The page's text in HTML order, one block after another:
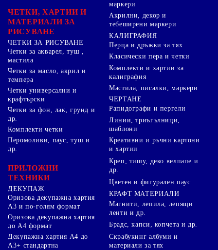
ЧЕТКИ, ХАРТИИ И
МАТЕРИАЛИ ЗА
РИСУВАНЕ
ЧЕТКИ ЗА РИСУВАНЕ
Четки за акварел, туш ,
мастила
Четки за масло, акрил и
темпера
Четки универсални и
крафтърски
Четки за фон, лак, грунд и
др.
Комплекти четки
маркери
Акрилни, декор и
тебеширени маркери
КАЛИГРАФИЯ
Перца и дръжки за тях
Класически пера и четки
Комплекти и хартии за
калиграфия
Мастила, писалки, маркери
ЧЕРТАНЕ
Рапидографи и пергели
Линии, триъгълници,
шаблони
Перомоливи, паус, туш и
др.
ПРИЛОЖНИ
ТЕХНИКИ
ДЕКУПАЖ
Оризова декупажна хартия
А3 и по-голям формат
Оризова декупажна хартия
до А4 формат
Декупажна хартия А4 до
А3+ стандартна
Креативни и ръчни картони
и хартии
Креп, тишу, деко велпапе и
др.
Цветен и фигурален паус
КРАФТ МАТЕРИАЛИ
Магнити, лепила, лепящи
ленти и др.
Брадс, капси, копчета и др.
Скрабукинг албуми и
материали за тях